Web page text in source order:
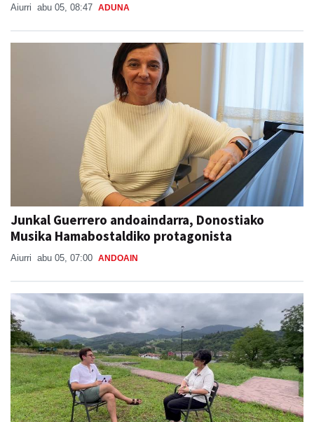
Aiurri abu 05, 08:47 ADUNA
Junkal Guerrero andoaindarra, Donostiako
Musika Hamabostaldiko protagonista
Aiurri abu 05, 07:00 ANDOAIN